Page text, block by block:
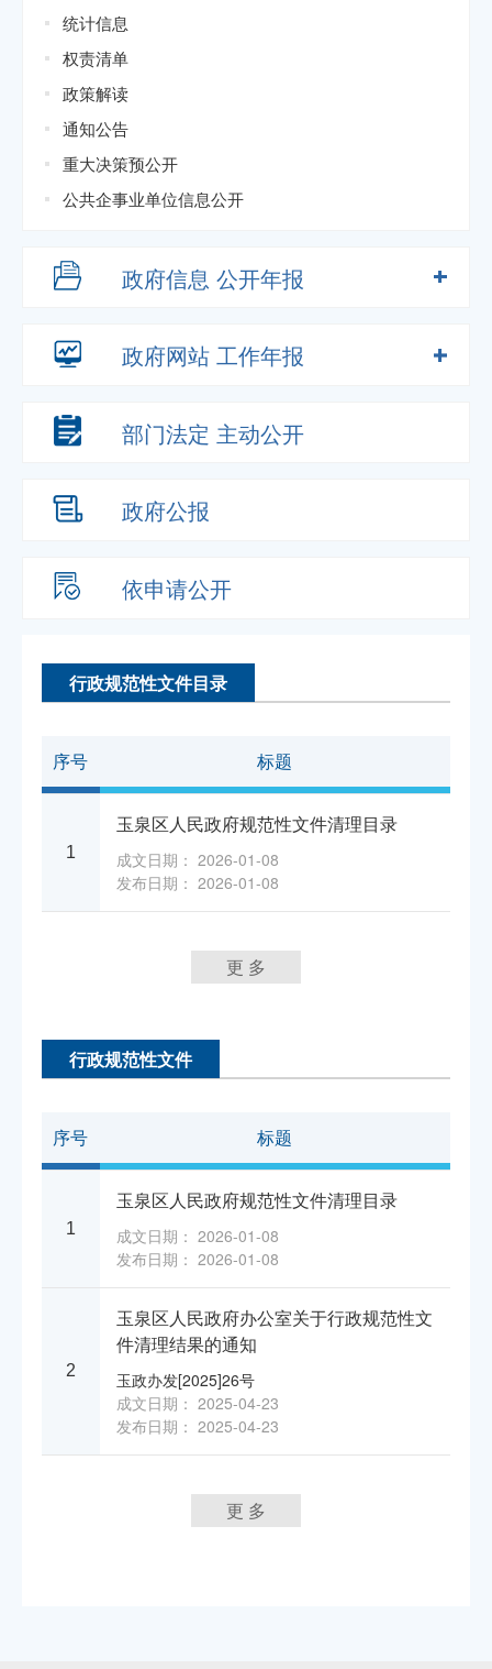
统计信息
权责清单
政策解读
通知公告
重大决策预公开
公共企事业单位信息公开
政府信息 公开年报
政府网站 工作年报
部门法定 主动公开
政府公报
依申请公开
行政规范性文件目录
序号 标题
1
玉泉区人民政府规范性文件清理目录
成文日期： 2026-01-08
发布日期： 2026-01-08
更 多
行政规范性文件
序号 标题
1
玉泉区人民政府规范性文件清理目录
成文日期： 2026-01-08
发布日期： 2026-01-08
2
玉泉区人民政府办公室关于行政规范性文
件清理结果的通知
玉政办发[2025]26号
成文日期： 2025-04-23
发布日期： 2025-04-23
更 多